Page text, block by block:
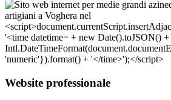
Website professionale